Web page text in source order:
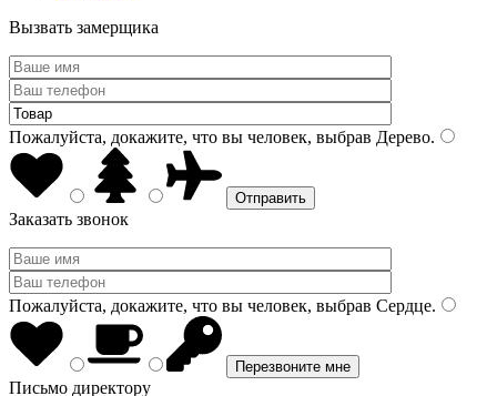
Вызвать замерщика
Пожалуйста, докажите, что вы человек, выбрав Дерево.
Заказать звонок
Пожалуйста, докажите, что вы человек, выбрав Сердце.
Письмо директору